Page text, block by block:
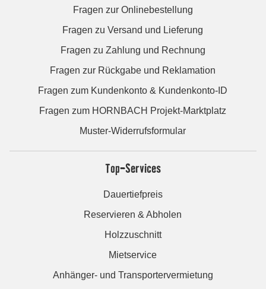
Fragen zur Onlinebestellung
Fragen zu Versand und Lieferung
Fragen zu Zahlung und Rechnung
Fragen zur Rückgabe und Reklamation
Fragen zum Kundenkonto & Kundenkonto-ID
Fragen zum HORNBACH Projekt-Marktplatz
Muster-Widerrufsformular
Top-Services
Dauertiefpreis
Reservieren & Abholen
Holzzuschnitt
Mietservice
Anhänger- und Transportervermietung